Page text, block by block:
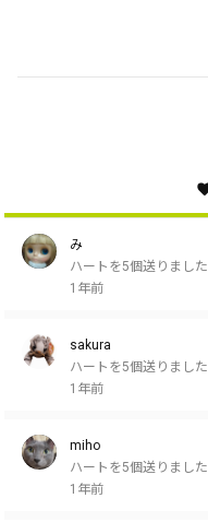
み
ハートを5個送りました
1年前
sakura
ハートを5個送りました
1年前
miho
ハートを5個送りました
1年前